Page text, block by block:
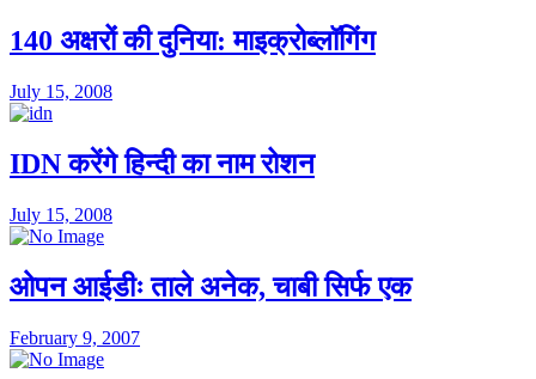
140 अक्षरों की दुनिया: माइक्रोब्लॉगिंग
July 15, 2008
IDN करेंगे हिन्दी का नाम रोशन
July 15, 2008
ओपन आईडीः ताले अनेक, चाबी सिर्फ एक
February 9, 2007